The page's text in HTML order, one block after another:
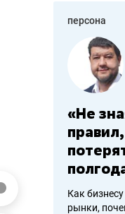
персона
«Не
Как
рынки,